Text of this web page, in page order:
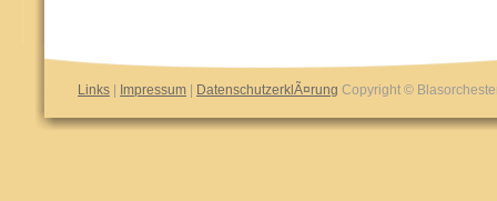
Links Impressum DatenschutzerklÃ¤rung Copyright ©